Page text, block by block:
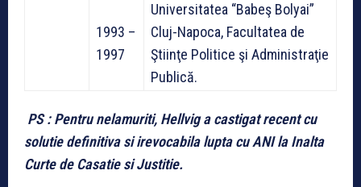
1993 –
1997
Universitatea “Babeş Bolyai”
Cluj-Napoca, Facultatea de
Ştiinţe Politice şi Administraţie
Publică.
PS : Pentru nelamuriti, Hellvig a castigat recent cu
solutie definitiva si irevocabila lupta cu ANI la Inalta
Curte de Casatie si Justitie.